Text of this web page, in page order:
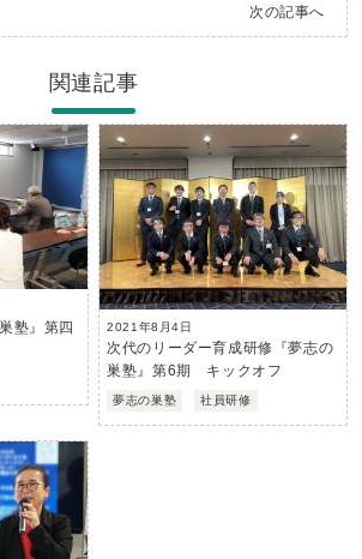
次の記事へ
関連記事
塾』第四
2021年8月4日
次代のリーダー育成研修『夢志の
巣塾』第6期 キックオフ
夢志の巣塾 社員研修